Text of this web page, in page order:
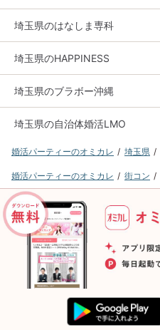
埼玉県のはなしま専科
埼玉県のHAPPINESS
埼玉県のブラボー沖縄
埼玉県の自治体婚活LMO
婚活パーティーのオミカレ 埼玉県
婚活パーティーのオミカレ 街コン